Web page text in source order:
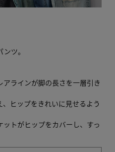
ツ。
ラインが脚の長さを一層引き
ヒップをきれいに見せるよう
トがヒップをカバーし、すっ
ももから膝下を細く見せ、美